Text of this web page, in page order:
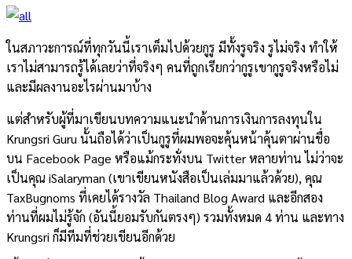
ในสภาวะการณ์ที่ทุกวันนี้เราเต็มไปด้วยกูรู มีทั้งรูจริง รูไม่จริง ทำให้
เราไม่สามารถรู้ได้เลยว่าที่จริงๆ คนที่ถูกเรียกว่ากูรูเขากูรูจริงหรือไม่
และมีผลงานอะไรผ่านมาบ้าง
แต่สำหรับผู้ที่มาเขียนบทความแนะนำด้านการเงินการลงทุนใน
Krungsri Guru นั้นถือได้ว่าเป็นกูรูที่ผมพอจะคุ้นหน้าคุ้นตาผ่านชื่อ
บน Facebook Page หรือแม้กระทั่งบน Twitter หลายท่าน ไม่ว่าจะ
เป็นคุณ iSalaryman (เขาเขียนหนังสือเป็นเล่มมาแล้วด้วย), คุณ
TaxBugnoms ที่เคยได้รางวัล Thailand Blog Award และอีกสอง
ท่านที่ผมไม่รู้จัก (อันนี้ยอมรับกันตรงๆ) รวมทั้งหมด 4 ท่าน และทาง
Krungsri ก็มีทีมที่ช่วยเขียนอีกด้วย